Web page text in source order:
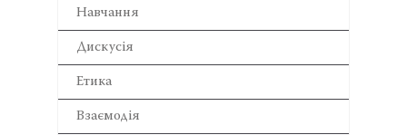
Навчання
Дискусія
Етика
Взаємодія